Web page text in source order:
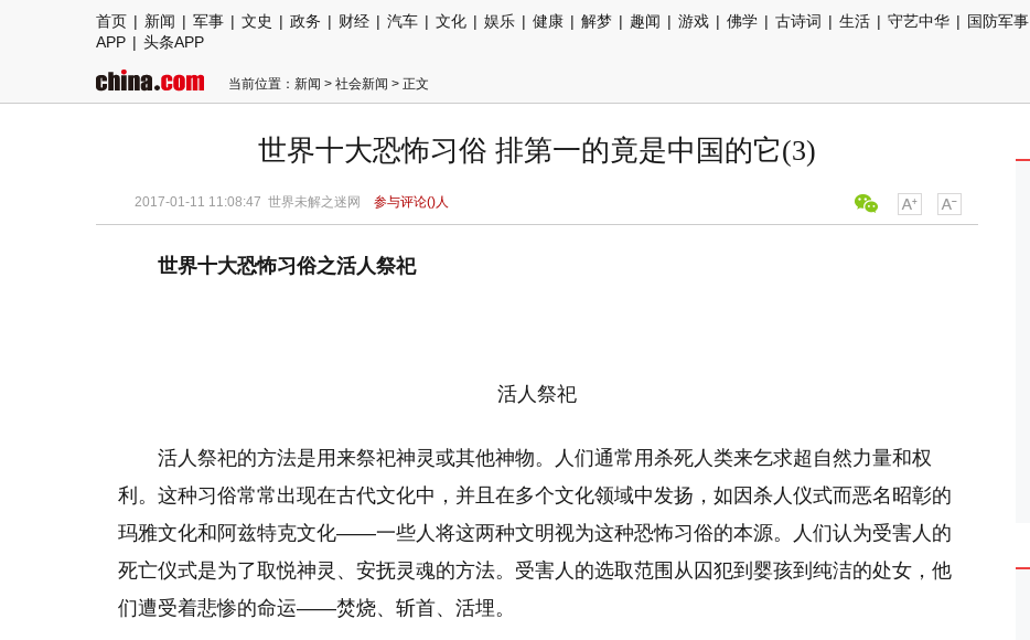
首页 | 新闻 | 军事 | 文史 | 政务 | 财经 | 汽车 | 文化 | 娱乐 | 健康 | 解梦 | 趣闻 | 游戏 | 佛学 | 古诗词 | 生活 | 守艺中华 | 国防军事
APP | 头条APP
当前位置： 新闻 > 社会新闻 > 正文
世界十大恐怖习俗 排第一的竟是中国的它(3)
2017-01-11 11:08:47 世界未解之迷网 参与评论()人
世界十大恐怖习俗之活人祭祀
活人祭祀
活人祭祀的方法是用来祭祀神灵或其他神物。人们通常用杀死人类来乞求超自然力量和权
利。这种习俗常常出现在古代文化中，并且在多个文化领域中发扬，如因杀人仪式而恶名昭彰的
玛雅文化和阿兹特克文化——一些人将这两种文明视为这种恐怖习俗的本源。人们认为受害人的
死亡仪式是为了取悦神灵、安抚灵魂的方法。受害人的选取范围从囚犯到婴孩到纯洁的处女，他
们遭受着悲惨的命运——焚烧、斩首、活埋。